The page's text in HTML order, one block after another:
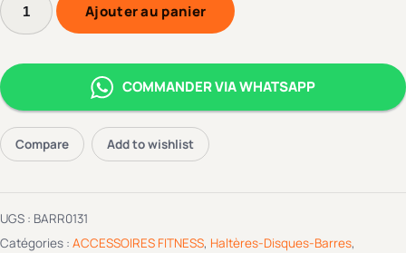
Ajouter au panier
COMMANDER VIA WHATSAPP
Compare Add to wishlist
UGS : BARR0131
Catégories : ACCESSOIRES FITNESS, Haltères-Disques-Barres,